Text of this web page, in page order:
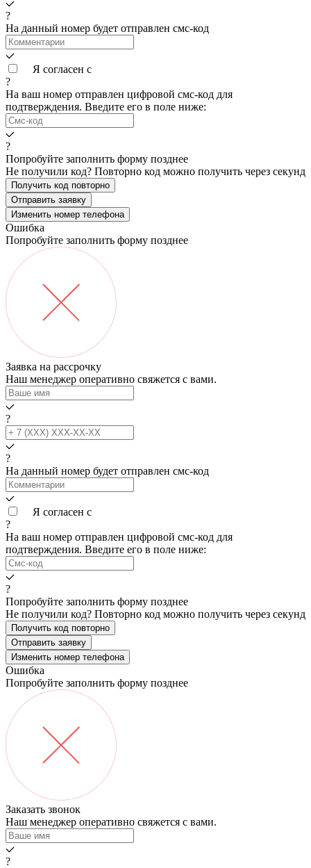
?
На данный номер будет отправлен смс‑код
Я согласен с
?
На ваш номер отправлен цифровой смс-код для
подтверждения. Введите его в поле ниже:
?
Попробуйте заполнить форму позднее
Не получили код? Повторно код можно получить через секунд
Получить код повторно
Отправить заявку
Изменить номер телефона
Ошибка
Попробуйте заполнить форму позднее
Заявка на рассрочку
Наш менеджер оперативно свяжется с вами.
?
?
На данный номер будет отправлен смс‑код
Я согласен с
?
На ваш номер отправлен цифровой смс-код для
подтверждения. Введите его в поле ниже:
?
Попробуйте заполнить форму позднее
Не получили код? Повторно код можно получить через секунд
Получить код повторно
Отправить заявку
Изменить номер телефона
Ошибка
Попробуйте заполнить форму позднее
Заказать звонок
Наш менеджер оперативно свяжется с вами.
?